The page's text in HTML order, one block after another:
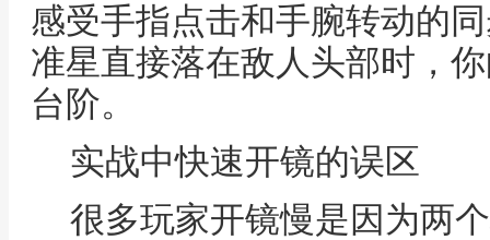
感受手指点击和手腕转动的
准星直接落在敌人头部时，
台阶。
实战中快速开镜的误区
很多玩家开镜慢是因为两